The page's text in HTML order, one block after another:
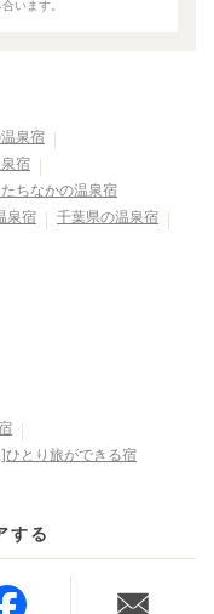
います。
泉宿
宿
ちなかの温泉宿
泉宿
千葉県の温泉宿
ひとり旅ができる宿
する